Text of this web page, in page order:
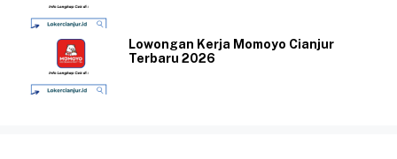
Lowongan Kerja Momoyo Cianjur
Terbaru 2026